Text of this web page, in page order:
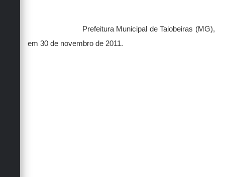
Prefeitura Municipal de Taiobeiras (MG),
em 30 de novembro de 2011.